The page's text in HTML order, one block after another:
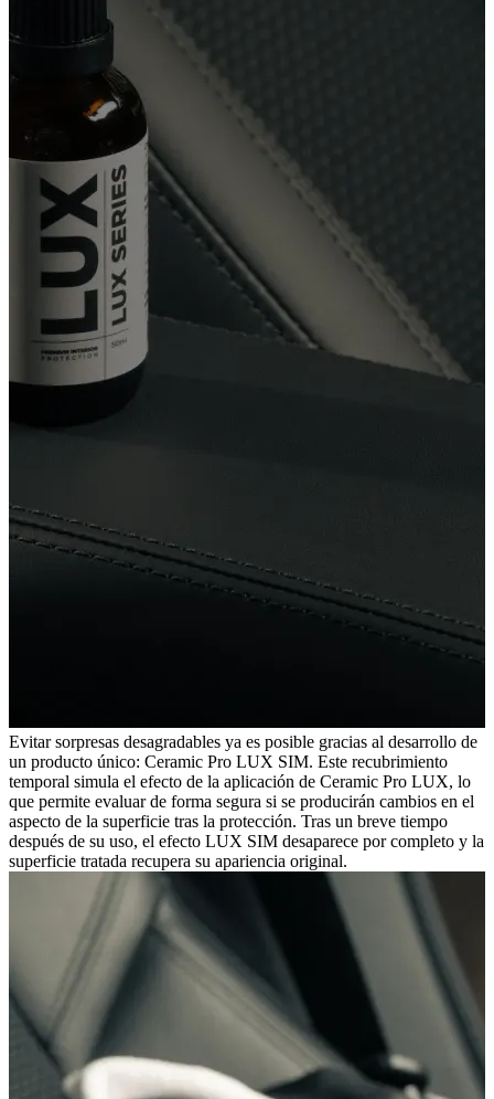
Evitar sorpresas desagradables ya es posible gracias al desarrollo de
un producto único: Ceramic Pro LUX SIM. Este recubrimiento
temporal simula el efecto de la aplicación de Ceramic Pro LUX, lo
que permite evaluar de forma segura si se producirán cambios en el
aspecto de la superficie tras la protección. Tras un breve tiempo
después de su uso, el efecto LUX SIM desaparece por completo y la
superficie tratada recupera su apariencia original.